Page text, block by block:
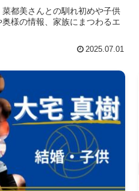
都美さんとの馴れ初めや子供
様の情報、家族にまつわるエ
2025.07.01